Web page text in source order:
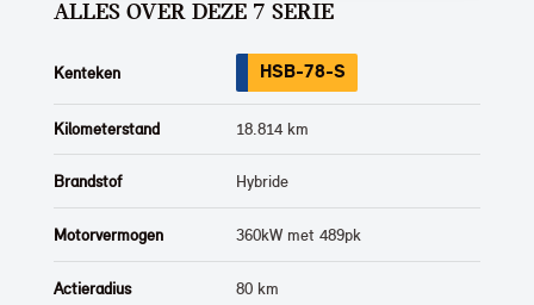
ALLES OVER DEZE 7 SERIE
Kenteken HSB-78-S
Kilometerstand 18.814 km
Brandstof Hybride
Motorvermogen 360kW met 489pk
Actieradius 80 km